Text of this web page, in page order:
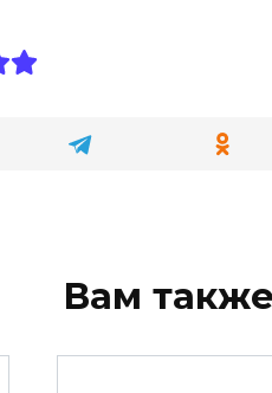
Вам